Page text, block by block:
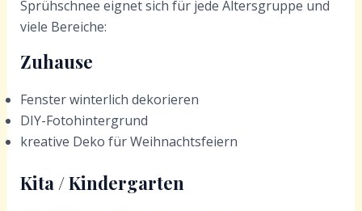
Sprühschnee eignet sich für jede Altersgruppe und
viele Bereiche:
Zuhause
Fenster winterlich dekorieren
DIY-Fotohintergrund
kreative Deko für Weihnachtsfeiern
Kita / Kindergarten